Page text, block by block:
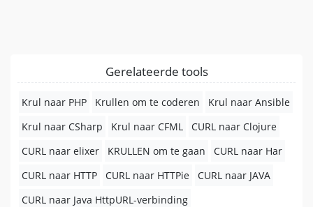
Gerelateerde tools
Krul naar PHP Krullen om te coderen
Krul naar Ansible
Krul naar CSharp
Krul naar CFML
CURL naar Clojure
CURL naar elixer
KRULLEN om te gaan
CURL naar Har
CURL naar HTTP
CURL naar HTTPie
CURL naar JAVA
CURL naar Java HttpURL-verbinding